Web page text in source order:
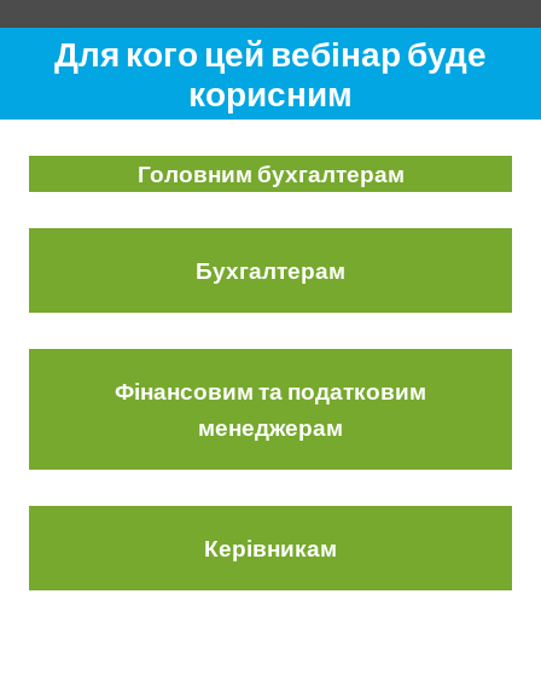
Для кого цей вебінар буде
корисним
Головним бухгалтерам
Бухгалтерам
Фінансовим та податковим
менеджерам
Керівникам